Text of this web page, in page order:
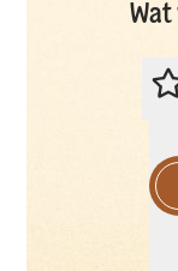
Wat